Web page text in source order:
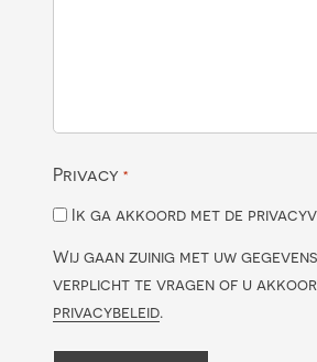
Privacy *
Ik ga akkoord met de
Wij gaan zuinig met uw
verplicht te vragen of u
privacybeleid.